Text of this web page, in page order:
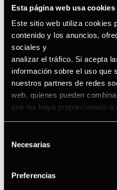
Esta página web usa cookies
Este sitio web utiliza cookies
contenido y los anuncios,
sociales y
analizar el tráfico. Si acepta
información sobre el uso que
nuestros partners de redes
web, quienes pueden
que les haya proporcionado o
siguiente enlace
Necesarias
Preferencias
minutos. Además, gracias al
GERMINAL®, ofrece un
manera inmediata.
Recuerda también que las
importantes para reparar los
ANTIEDAD DE NOCHE